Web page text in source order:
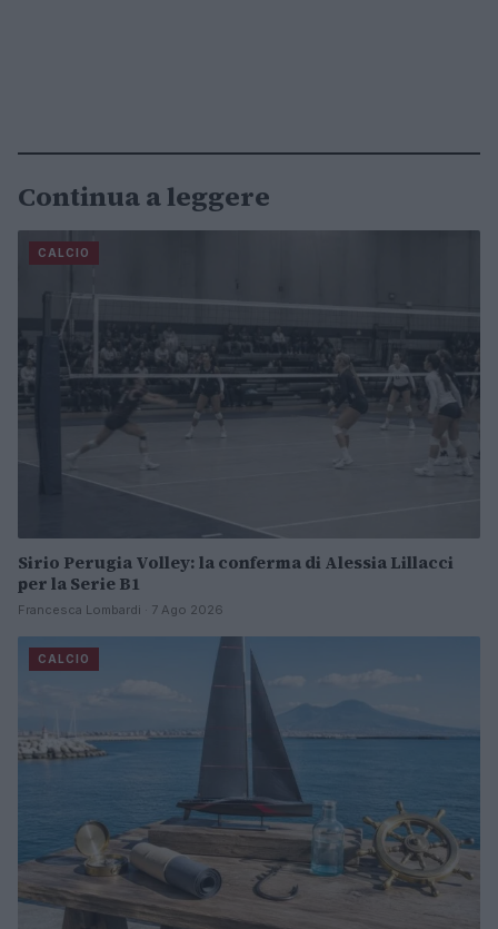
Continua a leggere
CALCIO
Sirio Perugia Volley: la conferma di Alessia Lillacci
per la Serie B1
Francesca Lombardi · 7 Ago 2026
CALCIO